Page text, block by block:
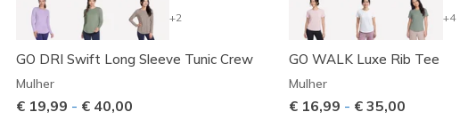
+2
GO DRI Swift Long Sleeve Tunic Crew
Mulher
€ 19,99 - € 40,00
+4
GO WALK Luxe Rib Tee
Mulher
€ 16,99 - € 35,00